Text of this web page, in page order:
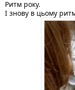
Ритм року.
І знову в цьому